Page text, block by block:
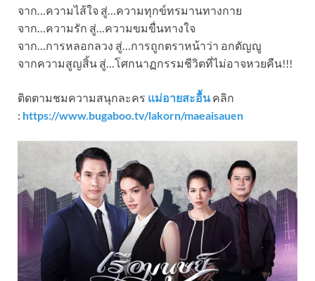
จาก…ความไส้ใจ สู่…ความทุกข์ทรมานทางกาย
จาก…ความรัก สู่…ความขมขื่นทางใจ
จาก…การหลอกลวง สู่…การถูกตราหน้าว่า อกตัญญู
จากความสูญสิ้น สู่…โศกนาฏกรรมชีวิตที่ไม่อาจหวยคืน!!!
ติดตามชมความสนุกละคร แม่อายสะอื้นคลิก
: https://www.bugaboo.tv/lakorn/maeaisauen